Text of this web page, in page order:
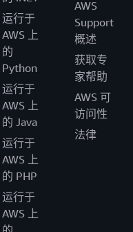
运行于
AWS 上
的
Python
运行于
AWS 上
的 Java
运行于
AWS 上
的 PHP
运行于
AWS 上
AWS
Support
概述
获取专
家帮助
AWS 可
访问性
法律